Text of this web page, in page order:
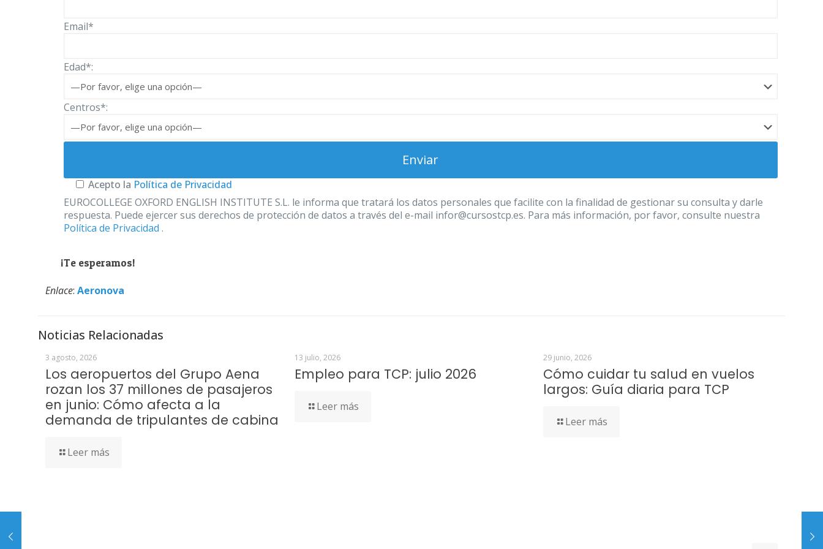
Email*
Edad*:
Centros*:
Acepto la Política de Privacidad
EUROCOLLEGE OXFORD ENGLISH INSTITUTE S.L. le informa que tratará los datos personales que facilite con la finalidad de gestionar su consulta y darle
respuesta. Puede ejercer sus derechos de protección de datos a través del e-mail infor@cursostcp.es. Para más información, por favor, consulte nuestra
Política de Privacidad.
¡Te esperamos!
Enlace:Aeronova
Noticias Relacionadas
3 agosto, 2026
Los aeropuertos del Grupo Aena
rozan los 37 millones de pasajeros
en junio: Cómo afecta a la
demanda de tripulantes de cabina
Leer más
13 julio, 2026
Empleo para TCP: julio 2026
Leer más
29 junio, 2026
Cómo cuidar tu salud en vuelos
largos: Guía diaria para TCP
Leer más